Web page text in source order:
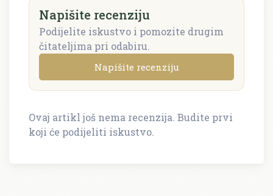
Napišite recenziju
Podijelite iskustvo i pomozite drugim
čitateljima pri odabiru.
Napišite recenziju
Napišite recenziju
Ovaj artikl još nema recenzija. Budite prvi
koji će podijeliti iskustvo.